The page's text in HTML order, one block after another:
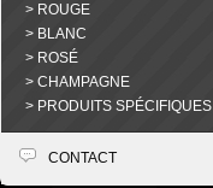
> ROUGE
> BLANC
> ROSÉ
> CHAMPAGNE
> PRODUITS SPÉCIFIQUES
CONTACT